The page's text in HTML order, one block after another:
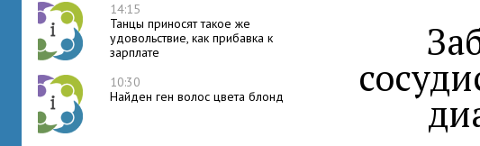
14:15
Танцы приносят такое же
удовольствие, как прибавка к
зарплате
10:30
Найден ген волос цвета блонд